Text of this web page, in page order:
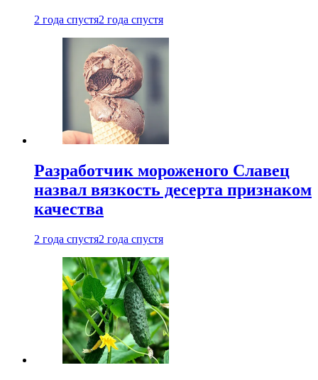
2 года спустя2 года спустя
Разработчик мороженого Славец
назвал вязкость десерта признаком
качества
2 года спустя2 года спустя